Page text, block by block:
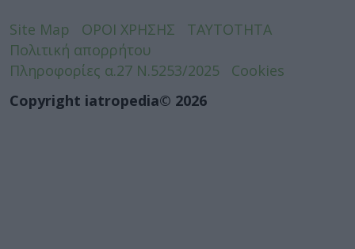
Site Map ΟΡΟΙ ΧΡΗΣΗΣ
ΤΑΥΤΟΤΗΤΑ
Πολιτική απορρήτου
Πληροφορίες α.27 Ν.5253/2025
Cookies
Copyright iatropedia© 2026